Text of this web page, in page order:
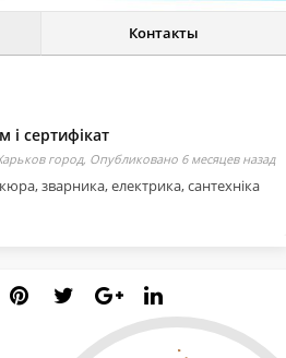
Контакты
і сертифікат
город, Опубликовано 6 месяцев назад
зварника, електрика, сантехніка